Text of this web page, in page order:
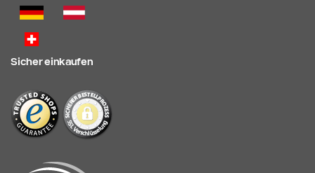
Sicher einkaufen